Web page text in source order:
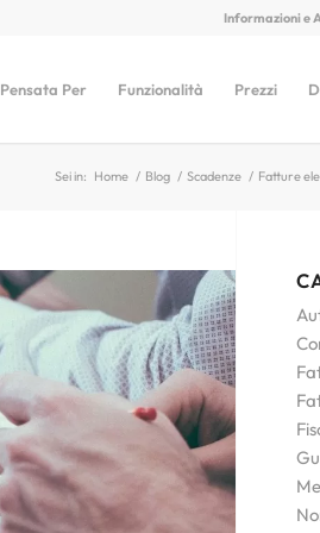
Informazioni e
Pensata Per Funzionalità Prezzi
Sei in: Home / Blog / Scadenze / Fatture